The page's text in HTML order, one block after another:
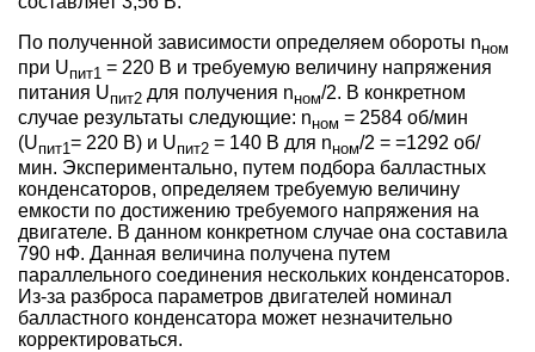
По полученной зависимости определяем обороты nном
при Uпит1 = 220 В и требуемую величину напряжения
питания Uпит2 для получения nном/2. В конкретном
случае результаты следующие: nном = 2584 об/мин
(Uпит1= 220 В) и Uпит2 = 140 В для nном/2 = =1292 об/
мин. Экспериментально, путем подбора балластных
конденсаторов, определяем требуемую величину
емкости по достижению требуемого напряжения на
двигателе. В данном конкретном случае она составила
790 нФ. Данная величина получена путем
параллельного соединения нескольких конденсаторов.
Из-за разброса параметров двигателей номинал
балластного конденсатора может незначительно
корректироваться.